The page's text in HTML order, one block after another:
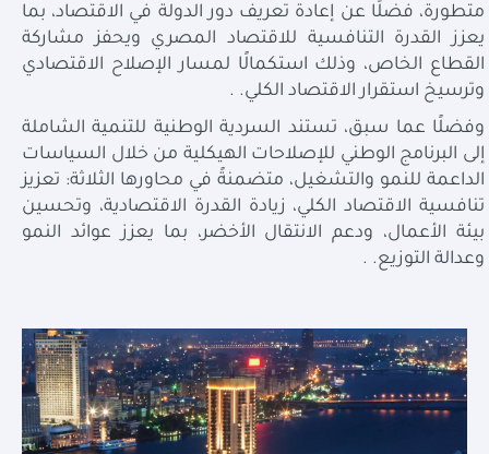
متطورة، فضلًا عن إعادة تعريف دور الدولة في الاقتصاد، بما
يعزز القدرة التنافسية للاقتصاد المصري ويحفز مشاركة
القطاع الخاص، وذلك استكمالًا لمسار الإصلاح الاقتصادي
وترسيخ استقرار الاقتصاد الكلي. .
وفضلًا عما سبق، تستند السردية الوطنية للتنمية الشاملة
إلى البرنامج الوطني للإصلاحات الهيكلية من خلال السياسات
الداعمة للنمو والتشغيل، متضمنةً في محاورها الثلاثة: تعزيز
تنافسية الاقتصاد الكلي، زيادة القدرة الاقتصادية، وتحسين
بيئة الأعمال، ودعم الانتقال الأخضر، بما يعزز عوائد النمو
وعدالة التوزيع. .